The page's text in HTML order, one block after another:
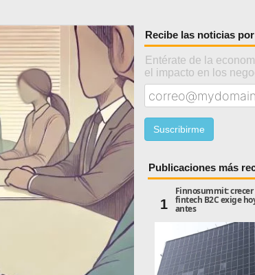
Recibe las noticias
Entérate de la
el impacto en los
Publicaciones más
1
Finnosummit:
fintech B2C exige
antes